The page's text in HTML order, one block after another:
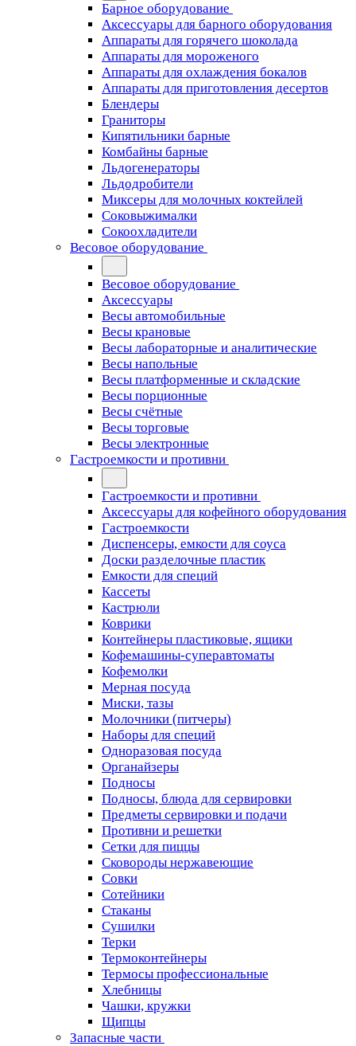
Барное оборудование
Аксессуары для барного оборудования
Аппараты для горячего шоколада
Аппараты для мороженого
Аппараты для охлаждения бокалов
Аппараты для приготовления десертов
Блендеры
Граниторы
Кипятильники барные
Комбайны барные
Льдогенераторы
Льдодробители
Миксеры для молочных коктейлей
Соковыжималки
Сокоохладители
Весовое оборудование
Весовое оборудование
Аксессуары
Весы автомобильные
Весы крановые
Весы лабораторные и аналитические
Весы напольные
Весы платформенные и складские
Весы порционные
Весы счётные
Весы торговые
Весы электронные
Гастроемкости и противни
Гастроемкости и противни
Аксессуары для кофейного оборудования
Гастроемкости
Диспенсеры, емкости для соуса
Доски разделочные пластик
Емкости для специй
Кассеты
Кастрюли
Коврики
Контейнеры пластиковые, ящики
Кофемашины-суперавтоматы
Кофемолки
Мерная посуда
Миски, тазы
Молочники (питчеры)
Наборы для специй
Одноразовая посуда
Органайзеры
Подносы
Подносы, блюда для сервировки
Предметы сервировки и подачи
Противни и решетки
Сетки для пиццы
Сковороды нержавеющие
Совки
Сотейники
Стаканы
Сушилки
Терки
Термоконтейнеры
Термосы профессиональные
Хлебницы
Чашки, кружки
Щипцы
Запасные части